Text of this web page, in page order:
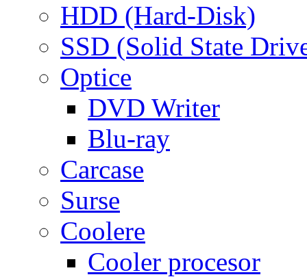
HDD (Hard-Disk)
SSD (Solid State
Optice
DVD Writer
Blu-ray
Carcase
Surse
Coolere
Cooler procesor